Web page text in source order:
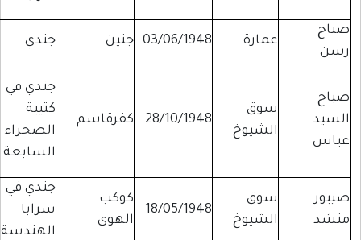
جندي جنين 03/06/1948 عمارة
صباح
رسن
جندي في
كتيبة
الصحراء
السابعة
كفرقاسم 28/10/1948
سوق
الشيوخ
صباح
السيد
عباس
جندي في
سرابا
الهندسة
كوكب
الهوى
18/05/1948
سوق
الشيوخ
صيبور
منشد